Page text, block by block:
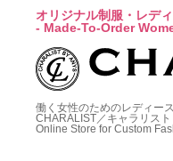
オリジナル制服・レデ
- Made-To-Order
働く女性のためのレディー
CHARALIST／キャラリスト
Online Store for Custom